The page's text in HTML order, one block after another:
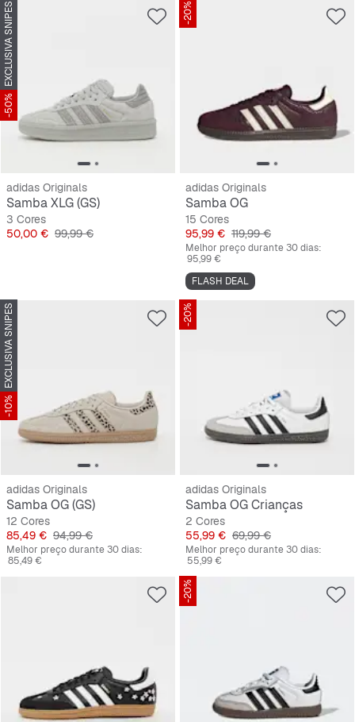
EXCLUSIVA SNIPES
-50%
adidas Originals
Samba XLG (GS)
3 Cores
Preço
50,00 € Preço original
99,99 €
-20%
adidas Originals
Samba OG
15 Cores
Preço
95,99 € Preço original
119,99 €
Melhor preço durante 30 dias:
95,99 €
FLASH DEAL
EXCLUSIVA SNIPES
-10%
adidas Originals
Samba OG (GS)
12 Cores
Preço
85,49 € Preço original
94,99 €
Melhor preço durante 30 dias:
85,49 €
-20%
adidas Originals
Samba OG Crianças
2 Cores
Preço
55,99 € Preço original
69,99 €
Melhor preço durante 30 dias:
55,99 €
-20%